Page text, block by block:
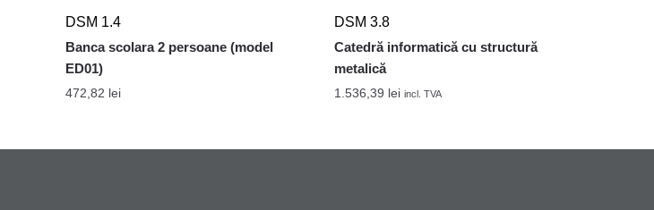
DSM 1.4
Banca scolara 2 persoane (model
ED01)
472,82 lei
DSM 3.8
Catedră informatică cu structură
metalică
1.536,39 lei incl. TVA